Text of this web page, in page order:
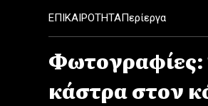
ΕΠΙΚΑΙΡΟΤΗΤΑΠερίεργα
Φωτογραφίες:
κάστρα στον